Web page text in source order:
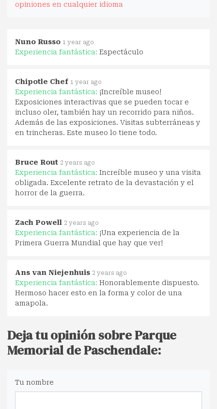
opiniones en cualquier idioma
Nuno Russo 1 year ago
Experiencia fantástica: Espectáculo
Chipotle Chef 1 year ago
Experiencia fantástica: ¡Increíble museo!
Exposiciones interactivas que se pueden tocar e
incluso oler, también hay un recorrido para niños.
Además de las exposiciones. Visitas subterráneas y
en trincheras. Este museo lo tiene todo.
Bruce Rout 2 years ago
Experiencia fantástica: Increíble museo y una visita
obligada. Excelente retrato de la devastación y el
horror de la guerra.
Zach Powell 2 years ago
Experiencia fantástica: ¡Una experiencia de la
Primera Guerra Mundial que hay que ver!
Ans van Niejenhuis 2 years ago
Experiencia fantástica: Honorablemente dispuesto.
Hermoso hacer esto en la forma y color de una
amapola.
Deja tu opinión sobre Parque
Memorial de Paschendale:
Tu nombre